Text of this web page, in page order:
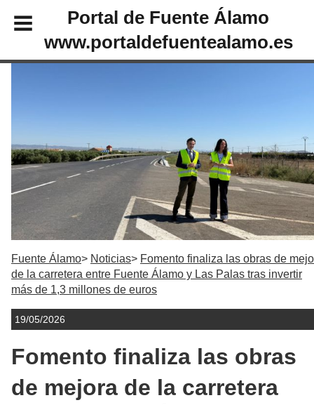
Portal de Fuente Álamo
www.portaldefuentealamo.es
Fuente Álamo Noticias
Fomento finaliza las obras de
de la carretera entre Fuente Álamo y Las Palas tras invertir
más de 1,3 millones de euros
19/05/2026
Fomento finaliza las obras
de mejora de la carretera